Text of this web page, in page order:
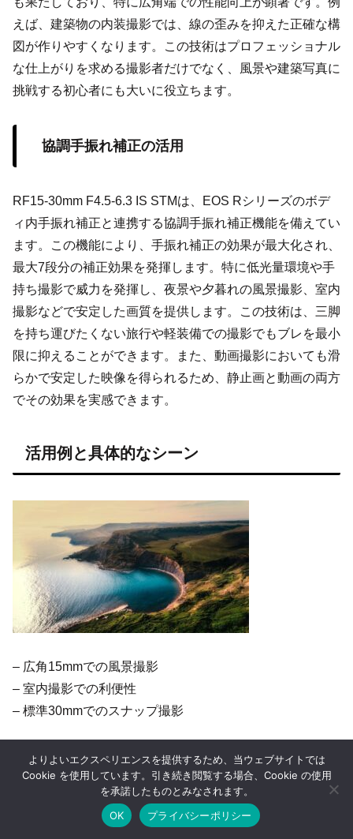
えば、建築物の内装撮影では、線の歪みを抑えた正確な構
図が作りやすくなります。この技術はプロフェッショナル
な仕上がりを求める撮影者だけでなく、風景や建築写真に
挑戦する初心者にも大いに役立ちます。
協調手振れ補正の活用
RF15-30mm F4.5-6.3 IS STMは、EOS Rシリーズのボデ
ィ内手振れ補正と連携する協調手振れ補正機能を備えてい
ます。この機能により、手振れ補正の効果が最大化され、
最大7段分の補正効果を発揮します。特に低光量環境や手
持ち撮影で威力を発揮し、夜景や夕暮れの風景撮影、室内
撮影などで安定した画質を提供します。この技術は、三脚
を持ち運びたくない旅行や軽装備での撮影でもブレを最小
限に抑えることができます。また、動画撮影においても滑
らかで安定した映像を得られるため、静止画と動画の両方
でその効果を実感できます。
活用例と具体的なシーン
– 広角15mmでの風景撮影
– 室内撮影での利便性
– 標準30mmでのスナップ撮影
広角15mmでの風景撮影
RF15-30mm F4.5-6.3 IS STMの広角15mmは、ダイナミッ
シェア 目次へ トップ
よりよいエクスペリエンスを提供するため、当ウェブサイトでは
Cookie を使用しています。引き続き閲覧する場合、Cookie の使用
を承諾したものとみなされます。
OK
プライバシーポリシー